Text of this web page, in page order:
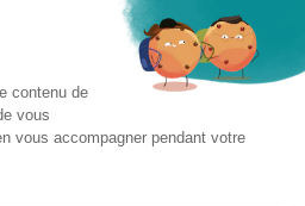
Centre Val de Loire
Occitanie
Alpes Côte d'Azur
Corse